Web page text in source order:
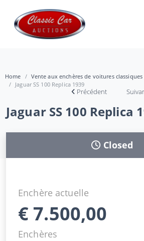
Home
Vente aux enchères de voitures
Jaguar SS 100 Replica 1939
Précédent
Jaguar SS 100 Replica
Closed
Enchère actuelle
€ 7.500,00
Enchères